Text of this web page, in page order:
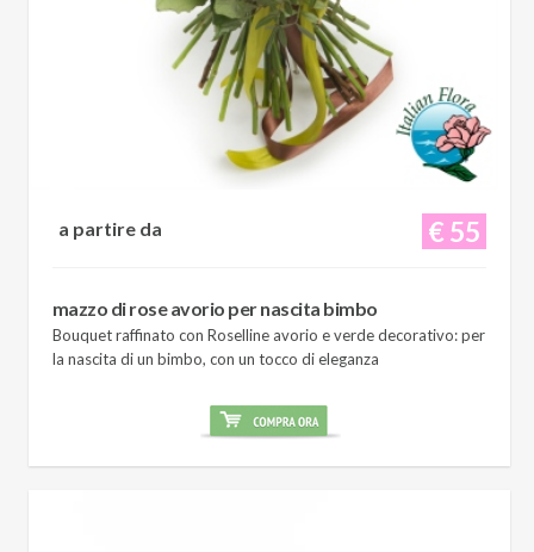
€ 55
a partire da
mazzo di rose avorio per nascita bimbo
Bouquet raffinato con Roselline avorio e verde decorativo: per
la nascita di un bimbo, con un tocco di eleganza